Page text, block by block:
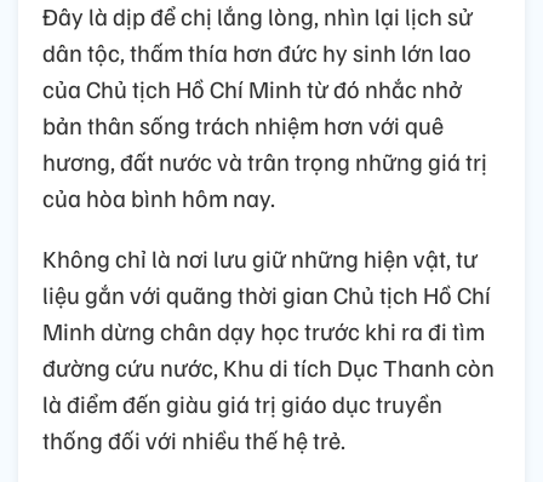
Đây là dịp để chị lắng lòng, nhìn lại lịch sử
dân tộc, thấm thía hơn đức hy sinh lớn lao
của Chủ tịch Hồ Chí Minh từ đó nhắc nhở
bản thân sống trách nhiệm hơn với quê
hương, đất nước và trân trọng những giá trị
của hòa bình hôm nay.
Không chỉ là nơi lưu giữ những hiện vật, tư
liệu gắn với quãng thời gian Chủ tịch Hồ Chí
Minh dừng chân dạy học trước khi ra đi tìm
đường cứu nước, Khu di tích Dục Thanh còn
là điểm đến giàu giá trị giáo dục truyền
thống đối với nhiều thế hệ trẻ.